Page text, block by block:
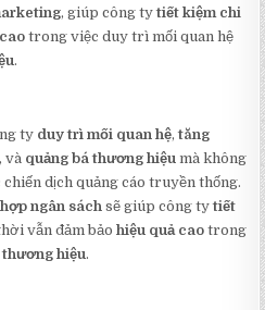
, giúp công tytiết kiệm chi
trong việc duy trì mối quan hệ
.
ty duy trì mối quan hệ,tăng
, và quảng bá thương hiệu mà không
dịch quảng cáo truyền thống.
ngân sách sẽ giúp công tytiết
vẫn đảm bảohiệu quả cao trong
hiệu.